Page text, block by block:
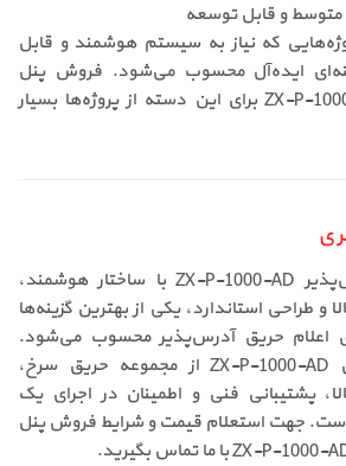
متوسط و قابل توسعه
که نیاز به سیستم هوشمند و قابل
ایده‌آل محسوب می‌شود. فروش پنل
آدرس‌پذیر ZX-P-1000-AD برای این دسته از پروژه‌ها بسیار
پنل اعلام حریق آدرس‌پذیر ZX-P-1000-AD با ساختار هوشمند،
و طراحی استاندارد، یکی از بهترین گزینه‌ها
اعلام حریق آدرس‌پذیر محسوب می‌شود.
خرید پنل اعلام حریق ZX-P-1000-AD از مجموعه حریق سرخ،
پشتیبانی فنی و اطمینان در اجرای یک
جهت استعلام قیمت و شرایط فروش پنل